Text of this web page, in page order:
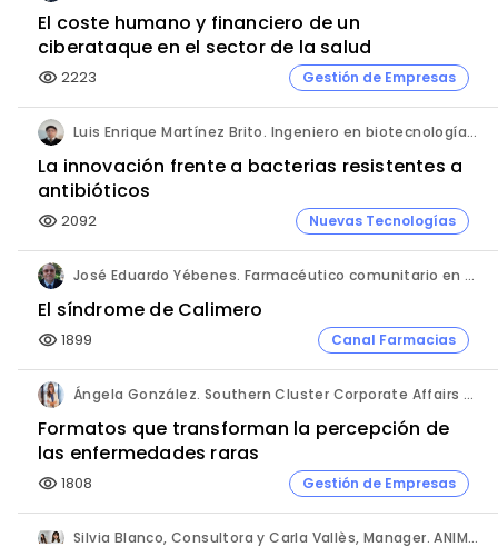
El coste humano y financiero de un
ciberataque en el sector de la salud
visibility 2223 Gestión de Empresas
Luis Enrique Martínez Brito. Ingeniero en biotecnología, México.
La innovación frente a bacterias resistentes a
antibióticos
visibility 2092 Nuevas Tecnologías
José Eduardo Yébenes. Farmacéutico comunitario en Mijas (Málaga).
El síndrome de Calimero
visibility 1899 Canal Farmacias
Ángela González. Southern Cluster Corporate Affairs & Patient Partnership Director. Kyowa Kirin.
Formatos que transforman la percepción de
las enfermedades raras
visibility 1808 Gestión de Empresas
Silvia Blanco, Consultora y Carla Vallès, Manager. ANIMA.